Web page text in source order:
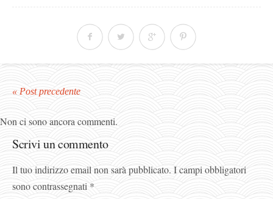
« Post precedente
Non ci sono ancora commenti.
Scrivi un commento
Il tuo indirizzo email non sarà pubblicato. I campi obbligatori
sono contrassegnati *